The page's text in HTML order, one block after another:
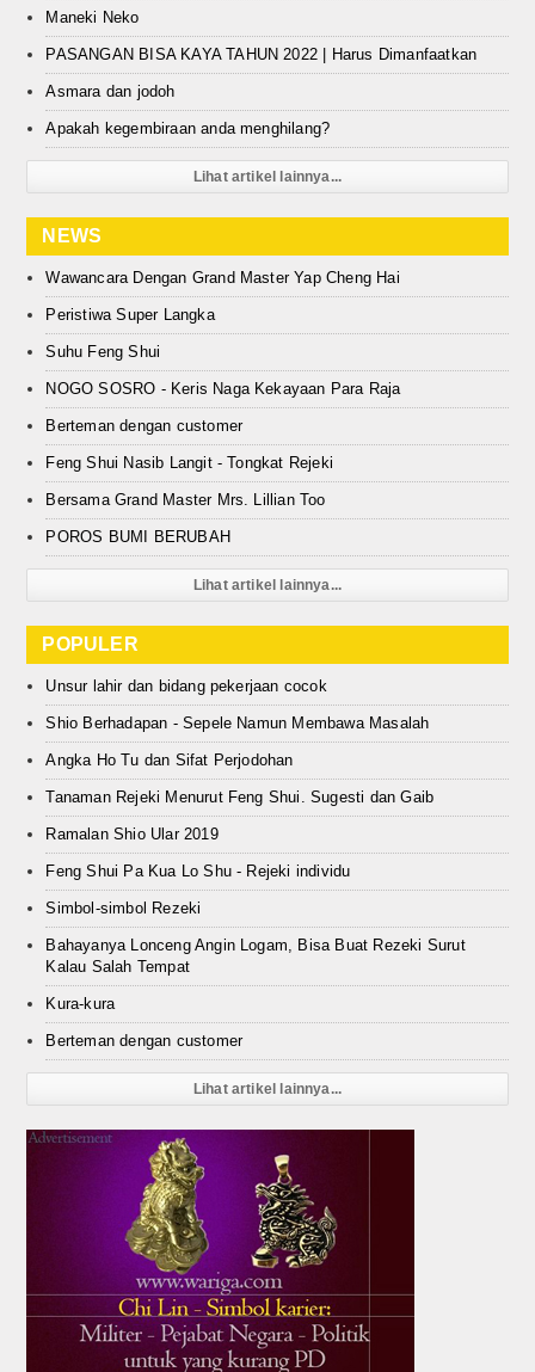
Maneki Neko
PASANGAN BISA KAYA TAHUN 2022 | Harus Dimanfaatkan
Asmara dan jodoh
Apakah kegembiraan anda menghilang?
Lihat artikel lainnya...
NEWS
Wawancara Dengan Grand Master Yap Cheng Hai
Peristiwa Super Langka
Suhu Feng Shui
NOGO SOSRO - Keris Naga Kekayaan Para Raja
Berteman dengan customer
Feng Shui Nasib Langit - Tongkat Rejeki
Bersama Grand Master Mrs. Lillian Too
POROS BUMI BERUBAH
Lihat artikel lainnya...
POPULER
Unsur lahir dan bidang pekerjaan cocok
Shio Berhadapan - Sepele Namun Membawa Masalah
Angka Ho Tu dan Sifat Perjodohan
Tanaman Rejeki Menurut Feng Shui. Sugesti dan Gaib
Ramalan Shio Ular 2019
Feng Shui Pa Kua Lo Shu - Rejeki individu
Simbol-simbol Rezeki
Bahayanya Lonceng Angin Logam, Bisa Buat Rezeki Surut
Kalau Salah Tempat
Kura-kura
Berteman dengan customer
Lihat artikel lainnya...